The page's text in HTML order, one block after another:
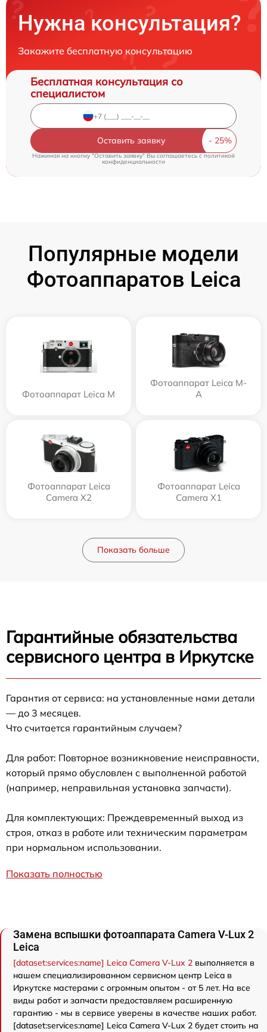
Нужна консультация?
Закажите бесплатную консультацию
Бесплатная консультация со
специалистом
Оставить заявку
Нажимая на кнопку "Оставить заявку" Вы соглашаетесь c политикой
конфиденциальности
Популярные модели
Фотоаппаратов Leica
Фотоаппарат Leica M
Фотоаппарат Leica M-
A
Фотоаппарат Leica
Camera X2
Фотоаппарат Leica
Camera X1
Показать больше
Гарантийные обязательства
сервисного центра в Иркутске
Гарантия от сервиса: на установленные нами детали
— до 3 месяцев.
Что считается гарантийным случаем?
Для работ: Повторное возникновение неисправности,
который прямо обусловлен с выполненной работой
(например, неправильная установка запчасти).
Для комплектующих: Преждевременный выход из
строя, отказ в работе или техническим параметрам
при нормальном использовании.
Показать полностью
Замена вспышки фотоаппарата Camera V-Lux 2
Leica
[dataset:services:name] Leica Camera V-Lux 2 выполняется в
нашем специализированном сервисном центр Leica в
Иркутске мастерами с огромным опытом - от 5 лет. На все
виды работ и запчасти предоставляем расширенную
гарантию - мы в сервисе уверены в качестве наших работ.
[dataset:services:name] Leica Camera V-Lux 2 будет стоить на